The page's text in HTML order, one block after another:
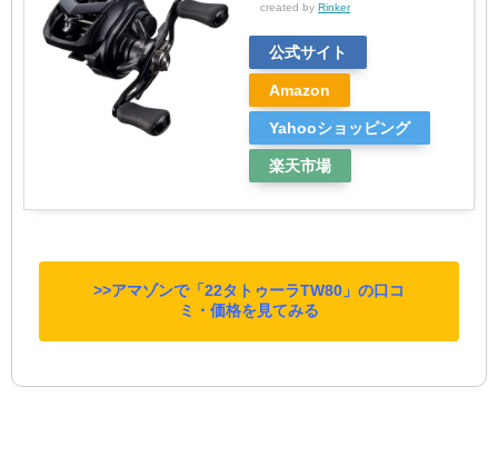
created by Rinker
公式サイト
Amazon
Yahooショッピング
楽天市場
>>アマゾンで「22タトゥーラTW80」の口コ
ミ・価格を見てみる